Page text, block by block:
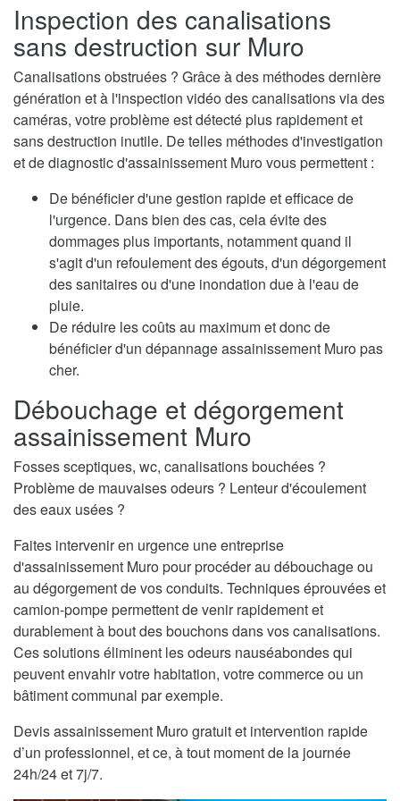
Inspection des canalisations
sans destruction sur Muro
Canalisations obstruées ? Grâce à des méthodes dernière
génération et à l'inspection vidéo des canalisations via des
caméras, votre problème est détecté plus rapidement et
sans destruction inutile. De telles méthodes d'investigation
et de diagnostic d'assainissement Muro vous permettent :
De bénéficier d'une gestion rapide et efficace de
l'urgence. Dans bien des cas, cela évite des
dommages plus importants, notamment quand il
s'agit d'un refoulement des égouts, d'un dégorgement
des sanitaires ou d'une inondation due à l'eau de
pluie.
De réduire les coûts au maximum et donc de
bénéficier d'un dépannage assainissement Muro pas
cher.
Débouchage et dégorgement
assainissement Muro
Fosses sceptiques, wc, canalisations bouchées ?
Problème de mauvaises odeurs ? Lenteur d'écoulement
des eaux usées ?
Faites intervenir en urgence une entreprise
d'assainissement Muro pour procéder au débouchage ou
au dégorgement de vos conduits. Techniques éprouvées et
camion-pompe permettent de venir rapidement et
durablement à bout des bouchons dans vos canalisations.
Ces solutions éliminent les odeurs nauséabondes qui
peuvent envahir votre habitation, votre commerce ou un
bâtiment communal par exemple.
Devis assainissement Muro gratuit et intervention rapide
d’un professionnel, et ce, à tout moment de la journée
24h/24 et 7j/7.